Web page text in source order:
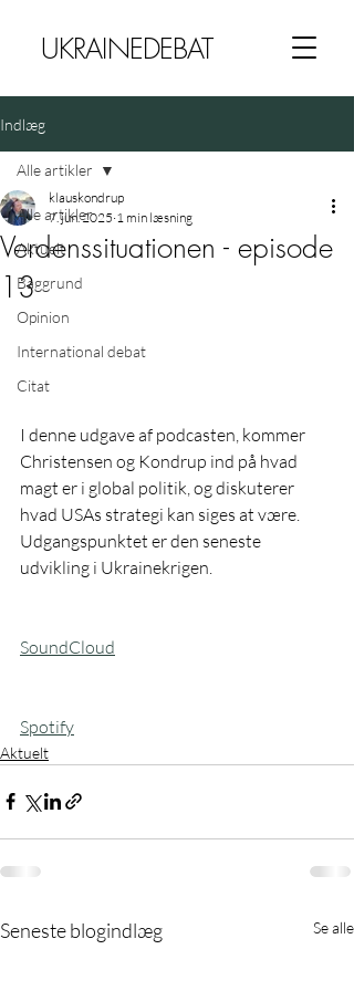
UKRAINEDEBAT
Indlæg
Alle artikler
Aktuelt
Baggrund
Opinion
International debat
Citat
Alle artikler
Verdenssituationen - episode
13
klauskondrup
7. jun. 2025 1 min læsning
I denne udgave af podcasten, kommer
Christensen og Kondrup ind på hvad
magt er i global politik, og diskuterer
hvad USAs strategi kan siges at være.
Udgangspunktet er den seneste
udvikling i Ukrainekrigen.
SoundCloud
Spotify
Aktuelt
Seneste blogindlæg Se alle